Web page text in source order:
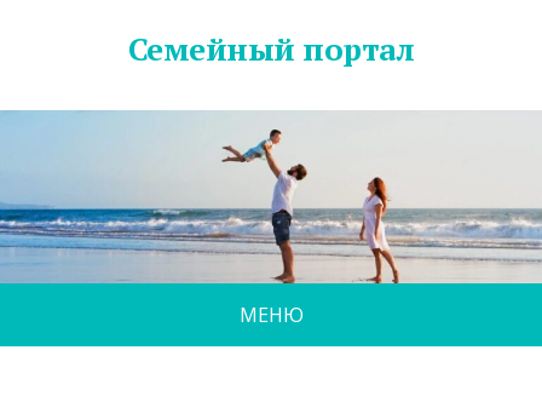
Семейный портал
МЕНЮ